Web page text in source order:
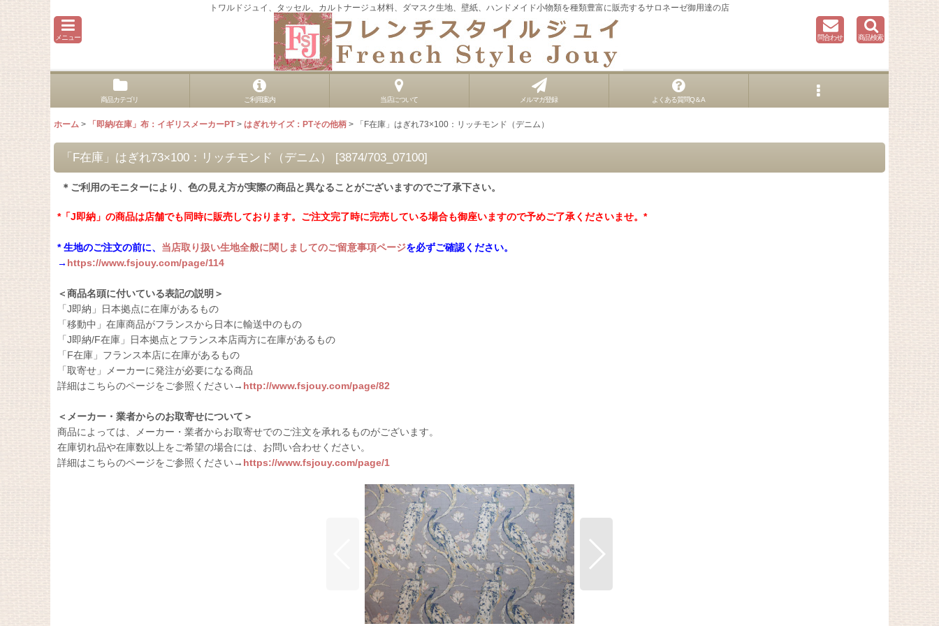
トワルドジュイ、タッセル、カルトナージュ材料、ダマスク生地、壁紙、ハンドメイド小物類を種類豊富に販売するサロネーゼ御用達の店
メニュー 問合わせ 商品検索
商品カテゴリ ご利用案内 当店について メルマガ登録 よくある質問Q＆A
ホーム > 「即納/在庫」布：イギリスメーカーPT > はぎれサイズ：PTその他柄 > 「F在庫」はぎれ73×100：リッチモンド（デニム）
「F在庫」はぎれ73×100：リッチモンド（デニム） [3874/703_07100]
＊ご利用のモニターにより、色の見え方が実際の商品と異なることがございますのでご了承下さい。
*「J即納」の商品は店舗でも同時に販売しております。ご注文完了時に完売している場合も御座いますので予めご了承くださいませ。*
* 生地のご注文の前に、 当店取り扱い生地全般に関しましてのご留意事項ページを必ずご確認ください。
→ https://www.fsjouy.com/page/114
＜商品名頭に付いている表記の説明＞
「J即納」日本拠点に在庫があるもの
「移動中」在庫商品がフランスから日本に輸送中のもの
「J即納/F在庫」日本拠点とフランス本店両方に在庫があるもの
「F在庫」フランス本店に在庫があるもの
「取寄せ」メーカーに発注が必要になる商品
詳細はこちらのページをご参照ください→ http://www.fsjouy.com/page/82
＜メーカー・業者からのお取寄せについて＞
商品によっては、メーカー・業者からお取寄せでのご注文を承れるものがございます。
在庫切れ品や在庫数以上をご希望の場合には、お問い合わせください。
詳細はこちらのページをご参照ください→ https://www.fsjouy.com/page/1